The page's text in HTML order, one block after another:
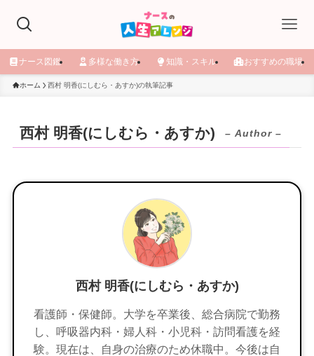
ナース図鑑 多様な働き方 知識・スキル おすすめの職場
ホーム 西村 明香(にしむら・あすか)の執筆記事
西村 明香(にしむら・あすか) – Author –
西村 明香(にしむら・あすか)
看護師・保健師。大学を卒業後、総合病院で勤務
し、呼吸器内科・婦人科・小児科・訪問看護を経
験。現在は、自身の治療のため休職中。今後は自